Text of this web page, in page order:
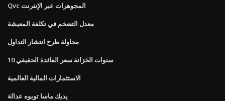
Qvc المجوهرات عبر الإنترنت
معدل التضخم في تكلفة المعيشة
محاولة طرح انتشار التداول
10 سنوات الخزانة سعر الفائدة الحقيقي
الاستثمارات المالية العالمية
يديك ماسا توبوه عدالة